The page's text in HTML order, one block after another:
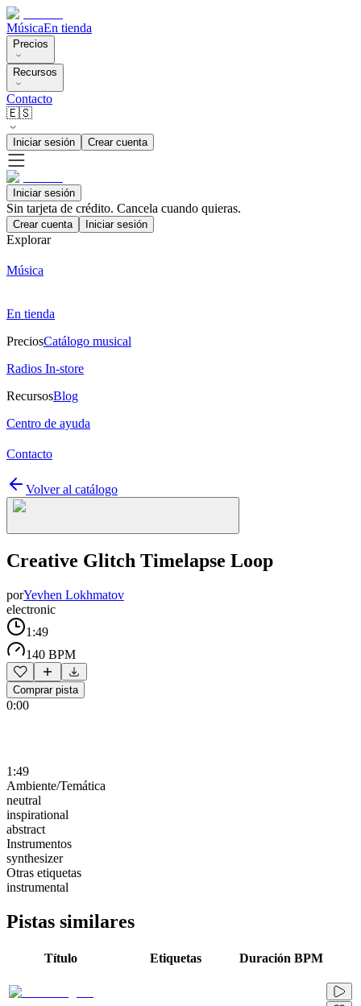
MúsicaEn tienda
Precios
Recursos
Contacto
🇪🇸
Iniciar sesión Crear cuenta
Iniciar sesión
Sin tarjeta de crédito. Cancela cuando quieras.
Crear cuenta Iniciar sesión
Explorar
Música
En tienda
PreciosCatálogo musical
Radios In-store
RecursosBlog
Centro de ayuda
Contacto
Volver al catálogo
Creative Glitch Timelapse Loop
porYevhen Lokhmatov
electronic
1:49
140 BPM
Comprar pista
0:00
1:49
Ambiente/Temática
neutral
inspirational
abstract
Instrumentos
synthesizer
Otras etiquetas
instrumental
Pistas similares
Título Etiquetas Duración BPM